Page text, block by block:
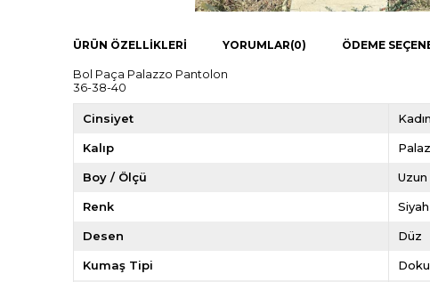
ÜRÜN ÖZELLIKLERI YORUMLAR(0) ÖDEME
Bol Paça Palazzo Pantolon
36-38-40
Cinsiyet
Kalıp
Boy / Ölçü Uzun
Renk Siyah
Desen Düz
Kumaş Tipi